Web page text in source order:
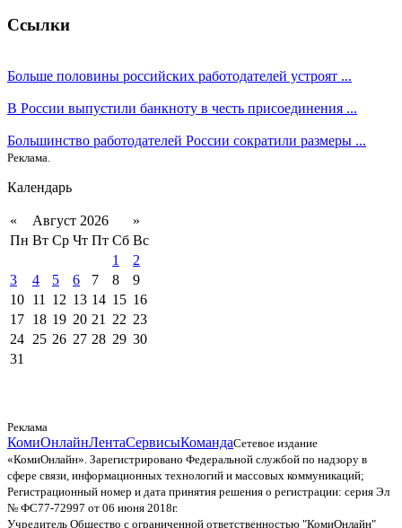
Ссылки
Больше половины российских работодателей устроят ...
В России выпустили банкноту в честь присоединения ...
Большинство работодателей России сократили размеры ...
Реклама.
Календарь
« Август 2026
»
Пн Вт Ср Чт Пт Сб Вс
1
2
3
4 5 6 7 8
9
10 11 12 13 14 15 16
17 18 19 20 21 22 23
24 25 26 27 28 29 30
31
Реклама
КомиОнлайнЛентаСервисыКомандаСетевое издание
«КомиОнлайн». Зарегистрировано Федеральной службой по надзору в
сфере связи, информационных технологий и массовых коммуникаций;
Регистрационный номер и дата принятия решения о регистрации: серия Эл
№ ФС77-72997 от 06 июня 2018г.
Учредитель Общество с ограниченной ответственностью "КомиОнлайн"